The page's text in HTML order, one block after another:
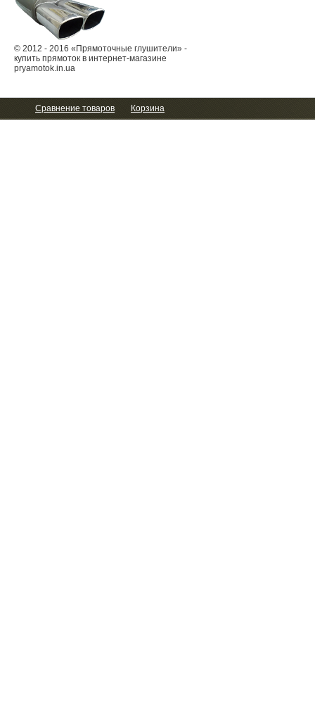
© 2012 - 2016 «Прямоточные глушители» -
купить прямоток в интернет-магазине
pryamotok.in.ua
Сравнение товаров Корзина